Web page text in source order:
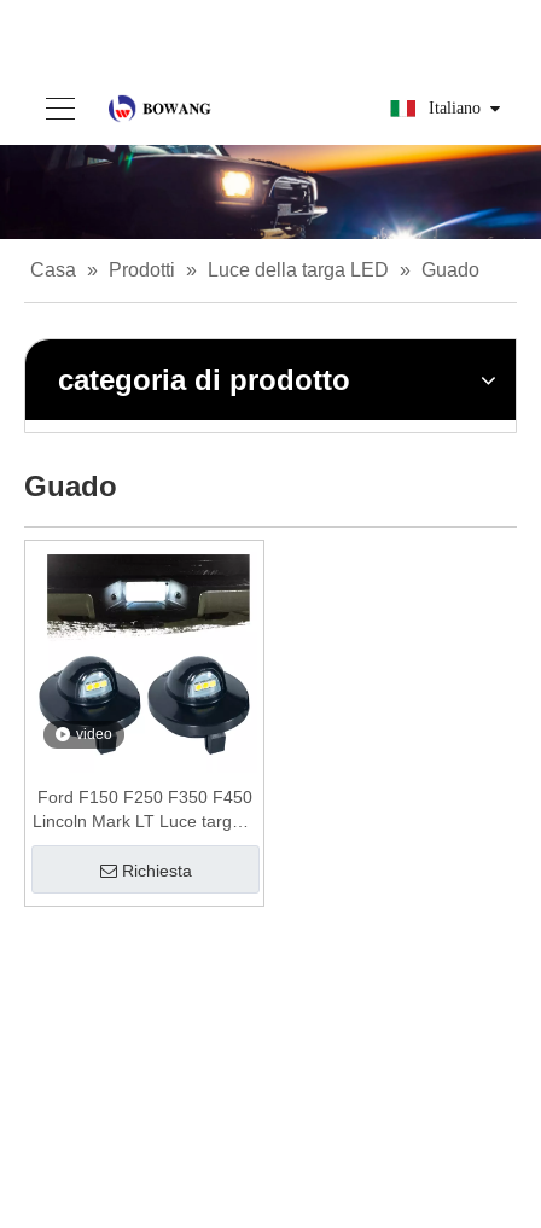
Italiano
Casa » Prodotti » Luce della targa LED » Guado
categoria di prodotto
Guado
video
Ford F150 F250 F350 F450
Lincoln Mark LT Luce targa a
LED
Richiesta